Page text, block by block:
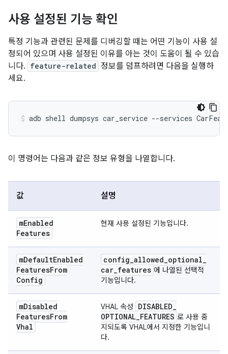
사용 설정된 기능 확인
특정 기능과 관련된 문제를 디버깅할 때는 어떤 기능이 사용 설
정되어 있으며 사용 설정된 이유를 아는 것이 도움이 될 수 있습
니다. feature-related 정보를 덤프하려면 다음을 실행하
세요.
이 명령어는 다음과 같은 정보 유형을 나열합니다.
값 설명
mEnabled
Features
현재 사용 설정된 기능입니다.
mDefaultEnabled
FeaturesFrom
Config
config_allowed_optional_
car_features 에 나열된 선택적
기능입니다.
mDisabled
FeaturesFrom
Vhal
VHAL 속성 DISABLED_
OPTIONAL_FEATURES 로 사용 중
지되도록 VHAL에서 지정한 기능입니
다.